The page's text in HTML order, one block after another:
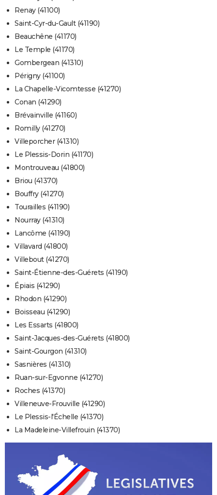
Renay (41100)
Saint-Cyr-du-Gault (41190)
Beauchêne (41170)
Le Temple (41170)
Gombergean (41310)
Périgny (41100)
La Chapelle-Vicomtesse (41270)
Conan (41290)
Brévainville (41160)
Romilly (41270)
Villeporcher (41310)
Le Plessis-Dorin (41170)
Montrouveau (41800)
Briou (41370)
Bouffry (41270)
Tourailles (41190)
Nourray (41310)
Lancôme (41190)
Villavard (41800)
Villebout (41270)
Saint-Étienne-des-Guérets (41190)
Épiais (41290)
Rhodon (41290)
Boisseau (41290)
Les Essarts (41800)
Saint-Jacques-des-Guérets (41800)
Saint-Gourgon (41310)
Sasnières (41310)
Ruan-sur-Egvonne (41270)
Roches (41370)
Villeneuve-Frouville (41290)
Le Plessis-l'Échelle (41370)
La Madeleine-Villefrouin (41370)